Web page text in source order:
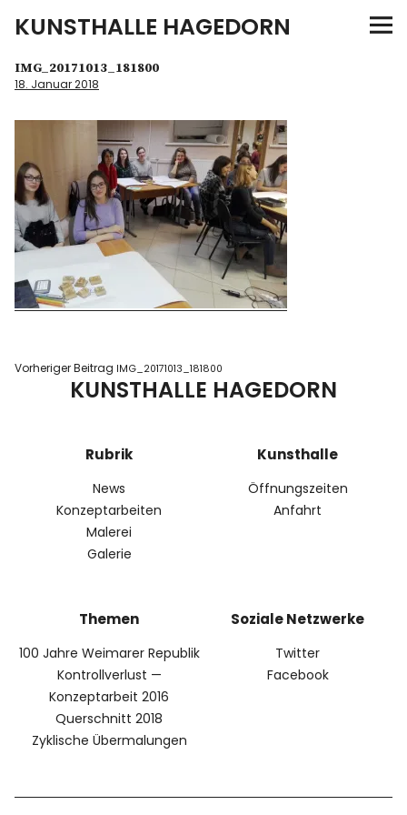
KUNSTHALLE HAGEDORN
News
Malerei
Konzeptarbeiten
Galerie
Künstler
Info
IMG_20171013_181800
18. Januar 2018
Vorheriger Beitrag IMG_20171013_181800
KUNSTHALLE HAGEDORN
Rubrik
News
Konzeptarbeiten
Malerei
Galerie
Kunsthalle
Öffnungszeiten
Anfahrt
Themen
100 Jahre Weimarer Republik
Kontrollverlust —
Konzeptarbeit 2016
Querschnitt 2018
Zyklische Übermalungen
Soziale Netzwerke
Twitter
Facebook